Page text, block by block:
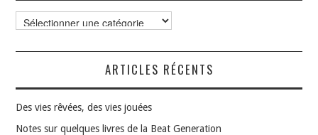
Catégories
ARTICLES RÉCENTS
Des vies rêvées, des vies jouées
Notes sur quelques livres de la Beat Generation